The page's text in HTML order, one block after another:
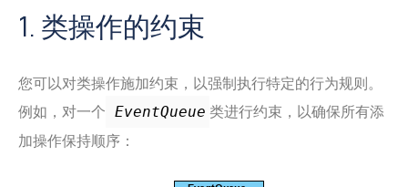
1. 类操作的约束
您可以对类操作施加约束，以强制执行特定的行为规则。
例如，对一个 EventQueue 类进行约束，以确保所有添
加操作保持顺序：